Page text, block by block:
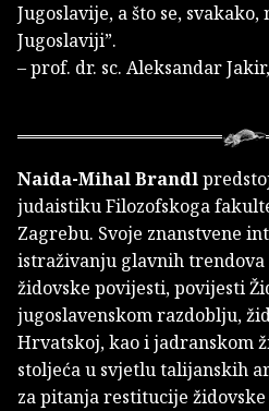
Jugoslavije, a što se,
Jugoslaviji”.
– prof. dr. sc. Aleksandar
Naida-Mihal Brandl
judaistiku Filozofskoga
Zagrebu. Svoje znanstvene
istraživanju glavnih trendova
židovske povijesti, povijesti
jugoslavenskom razdoblju,
Hrvatskoj, kao i jadranskom
stoljeća u svjetlu talijanskih
za pitanja restitucije